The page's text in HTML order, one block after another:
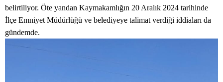
belirtiliyor. Öte yandan Kaymakamlığın 20 Aralık 2024 tarihinde
İlçe Emniyet Müdürlüğü ve belediyeye talimat verdiği iddiaları da
gündemde.